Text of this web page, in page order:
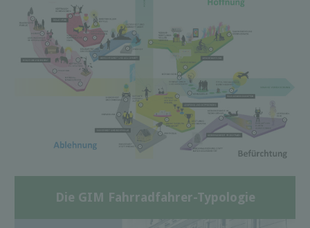
Die GIM Fahrradfahrer-Typologie